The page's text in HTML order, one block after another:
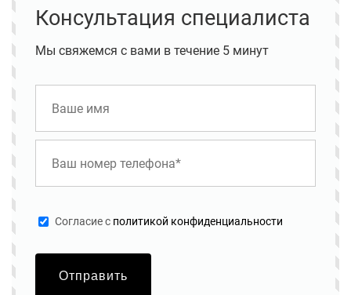
Консультация специалиста
Мы свяжемся с вами в течение 5 минут
Cогласие с политикой конфиденциальности
Отправить